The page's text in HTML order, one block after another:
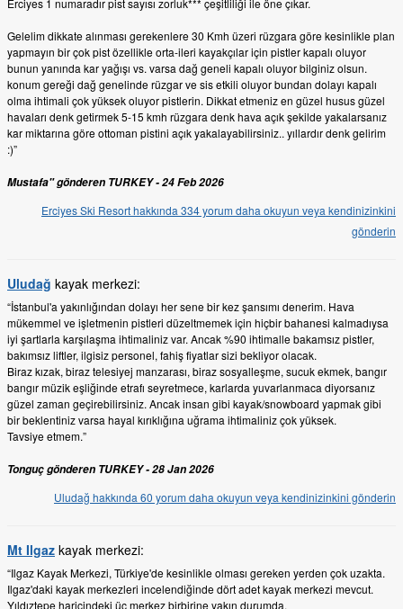
Erciyes 1 numaradır pist sayısı zorluk*** çeşitliliği ile öne çıkar.
Gelelim dikkate alınması gerekenlere 30 Kmh üzeri rüzgara göre kesinlikle plan
yapmayın bir çok pist özellikle orta-ileri kayakçılar için pistler kapalı oluyor
bunun yanında kar yağışı vs. varsa dağ geneli kapalı oluyor bilginiz olsun.
konum gereği dağ genelinde rüzgar ve sis etkili oluyor bundan dolayı kapalı
olma ihtimali çok yüksek oluyor pistlerin. Dikkat etmeniz en güzel husus güzel
havaları denk getirmek 5-15 kmh rüzgara denk hava açık şekilde yakalarsanız
kar miktarına göre ottoman pistini açık yakalayabilirsiniz.. yıllardır denk gelirim
:)”
Mustafa" gönderen TURKEY - 24 Feb 2026
Erciyes Ski Resort hakkında 334 yorum daha okuyun veya kendinizinkini
gönderin
Uludağ kayak merkezi:
“İstanbul'a yakınlığından dolayı her sene bir kez şansımı denerim. Hava
mükemmel ve işletmenin pistleri düzeltmemek için hiçbir bahanesi kalmadıysa
iyi şartlarla karşılaşma ihtimaliniz var. Ancak %90 ihtimalle bakamsız pistler,
bakımsız liftler, ilgisiz personel, fahiş fiyatlar sizi bekliyor olacak.
Biraz kızak, biraz telesiyej manzarası, biraz sosyalleşme, sucuk ekmek, bangır
bangır müzik eşliğinde etrafı seyretmece, karlarda yuvarlanmaca diyorsanız
güzel zaman geçirebilirsiniz. Ancak insan gibi kayak/snowboard yapmak gibi
bir beklentiniz varsa hayal kırıklığına uğrama ihtimaliniz çok yüksek.
Tavsiye etmem.”
Tonguç gönderen TURKEY - 28 Jan 2026
Uludağ hakkında 60 yorum daha okuyun veya kendinizinkini gönderin
Mt Ilgaz kayak merkezi:
“Ilgaz Kayak Merkezi, Türkiye'de kesinlikle olması gereken yerden çok uzakta.
Ilgaz'daki kayak merkezleri incelendiğinde dört adet kayak merkezi mevcut.
Yıldıztepe haricindeki üç merkez birbirine yakın durumda.